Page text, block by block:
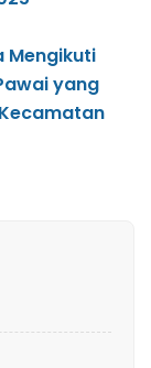
Mengikuti
yang